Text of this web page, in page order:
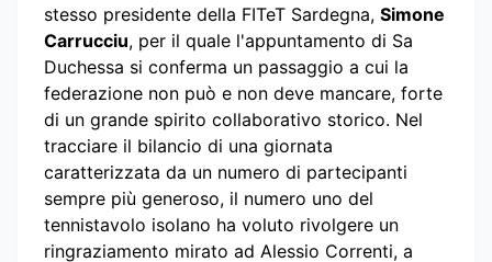
stesso presidente della FITeT Sardegna, Simone
Carrucciu, per il quale l'appuntamento di Sa
Duchessa si conferma un passaggio a cui la
federazione non può e non deve mancare, forte
di un grande spirito collaborativo storico. Nel
tracciare il bilancio di una giornata
caratterizzata da un numero di partecipanti
sempre più generoso, il numero uno del
tennistavolo isolano ha voluto rivolgere un
ringraziamento mirato ad Alessio Correnti, a